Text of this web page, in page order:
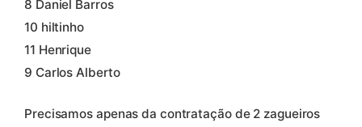
8 Daniel Barros
10 hiltinho
11 Henrique
9 Carlos Alberto
Precisamos apenas da contratação de 2 zagueiros